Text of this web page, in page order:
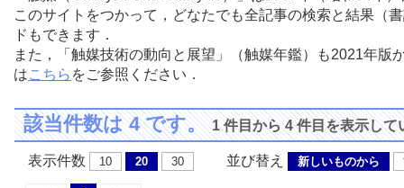
このサイトをつかって，どなたでも全記事の検索と結果（
ドもできます．
また，「触媒技術の動向と展望」（触媒年鑑）も2021年
はこちら をご参照ください．
該当件数は 4 です。1 件目から 4 件目を表示して
表示件数 10 20 30 並び替え 新しいものから